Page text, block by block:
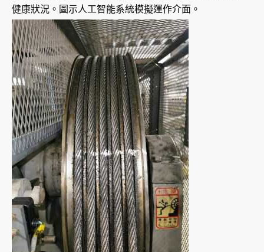
健康狀況。圖示人工智能系統模擬運作介面。